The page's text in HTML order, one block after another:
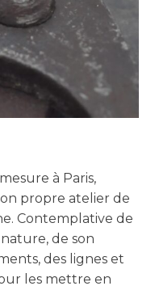
à Paris,
propre atelier de
Contemplative de
de son
des lignes et
les mettre en